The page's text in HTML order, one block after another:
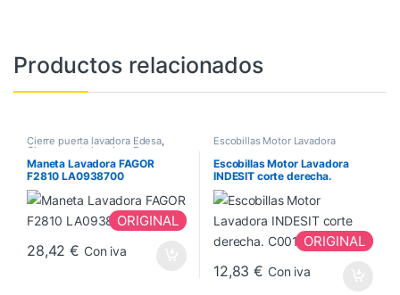
Productos relacionados
Cierre puerta lavadora Edesa,
Cierre puerta lavadora Fagor
Maneta Lavadora FAGOR
F2810 LA0938700
ORIGINAL
28,42€ Con iva
Escobillas Motor Lavadora
Escobillas Motor Lavadora
INDESIT corte derecha.
C00196539
ORIGINAL
12,83€ Con iva